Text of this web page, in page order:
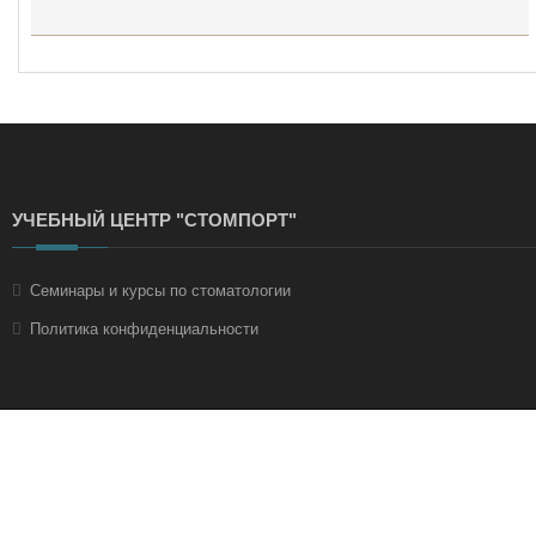
УЧЕБНЫЙ ЦЕНТР "СТОМПОРТ"
Семинары и курсы по стоматологии
Политика конфиденциальности